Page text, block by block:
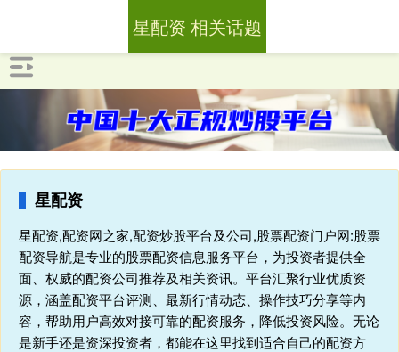
星配资
星配资,配资网之家,配资炒股平台及公司,股票配资门户网:股票
配资导航是专业的股票配资信息服务平台，为投资者提供全
面、权威的配资公司推荐及相关资讯。平台汇聚行业优质资
源，涵盖配资平台评测、最新行情动态、操作技巧分享等内
容，帮助用户高效对接可靠的配资服务，降低投资风险。无论
是新手还是资深投资者，都能在这里找到适合自己的配资方
星配资 相关话题